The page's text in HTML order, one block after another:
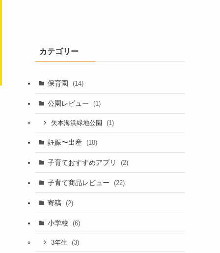
カテゴリー
保育園 (14)
公園レビュー (1)
矢本海浜緑地公園 (1)
妊娠〜出産 (18)
子育ておすすめアプリ (2)
子育て商品レビュー (22)
寄稿 (2)
小学校 (6)
3年生 (3)